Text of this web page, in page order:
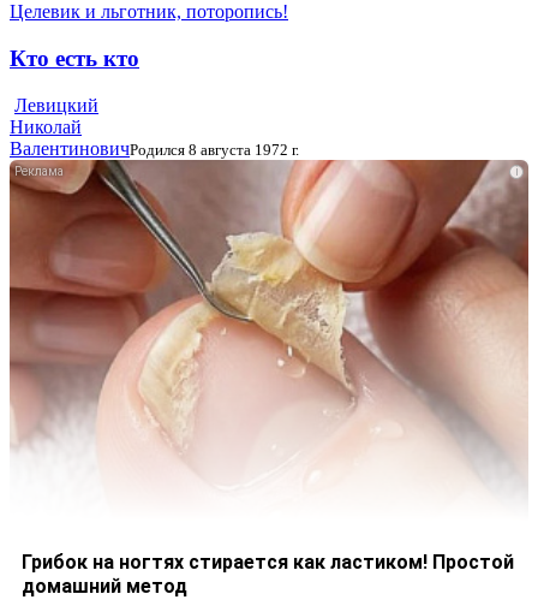
Целевик и льготник, поторопись!
Кто есть кто
Левицкий
Николай
ВалентиновичРодился 8 августа 1972 г.
i
Грибок на ногтях стирается как ластиком! Простой
домашний метод